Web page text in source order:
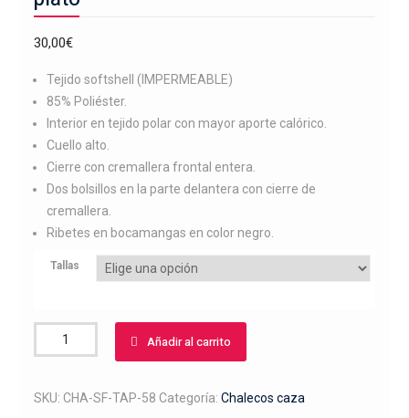
30,00€
Tejido softshell (IMPERMEABLE)
85% Poliéster.
Interior en tejido polar con mayor aporte calórico.
Cuello alto.
Cierre con cremallera frontal entera.
Dos bolsillos en la parte delantera con cierre de
cremallera.
Ribetes en bocamangas en color negro.
Tallas
Chaleco
softshell
tiro
Añadir al carrito
SKU: CHA-SF-TAP-58 Categoría: Chalecos caza